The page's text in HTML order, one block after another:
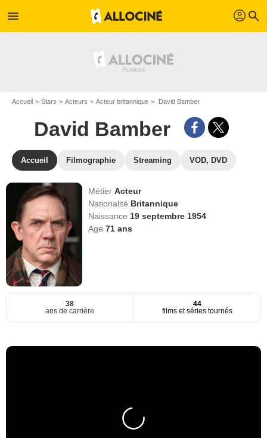
menu profil search
Accueil Stars Acteurs Acteur britannique David Bamber
David Bamber
Accueil Filmographie Streaming VOD, DVD
MétierActeur
Nationalité Britannique
Naissance 19 septembre 1954
Age71 ans
38
ans de carrière
44
films et séries tournés